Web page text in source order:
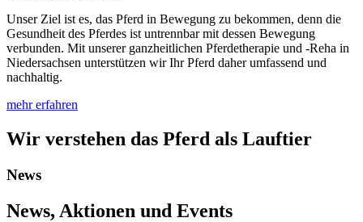
Unser Ziel ist es, das Pferd in Bewegung zu bekommen, denn die
Gesundheit des Pferdes ist untrennbar mit dessen Bewegung
verbunden. Mit unserer ganzheitlichen Pferdetherapie und -Reha in
Niedersachsen unterstützen wir Ihr Pferd daher umfassend und
nachhaltig.
mehr erfahren
Wir verstehen das Pferd als Lauftier
News
News, Aktionen und Events